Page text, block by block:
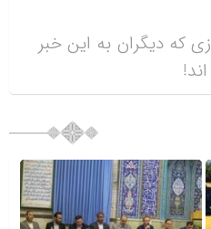
که دیگران به این خبر